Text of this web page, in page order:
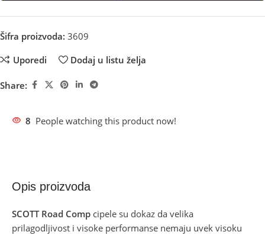
Šifra proizvoda: 3609
Uporedi Dodaj u listu želja
Share:
8 People watching this product now!
Opis proizvoda
SCOTT Road Comp cipele su dokaz da velika
prilagodljivost i visoke performanse nemaju uvek visoku